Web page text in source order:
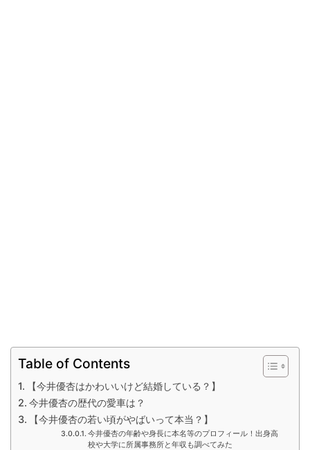
Table of Contents
【今井優杏はかわいいけど結婚している？】
今井優杏の歴代の愛車は？
【今井優杏の若い頃がやばいって本当？】
今井優杏の年齢や身長に本名等のプロフィール！出身高
校や大学に所属事務所と年収も調べてみた